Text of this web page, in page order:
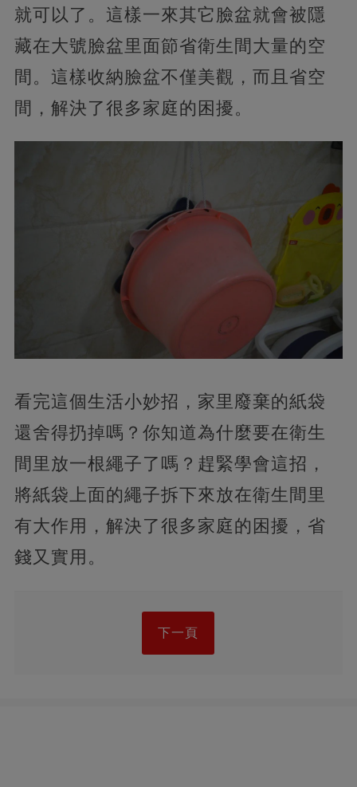
就可以了。這樣一來其它臉盆就會被隱
藏在大號臉盆里面節省衛生間大量的空
間。這樣收納臉盆不僅美觀，而且省空
間，解決了很多家庭的困擾。
看完這個生活小妙招，家里廢棄的紙袋
還舍得扔掉嗎？你知道為什麼要在衛生
間里放一根繩子了嗎？趕緊學會這招，
將紙袋上面的繩子拆下來放在衛生間里
有大作用，解決了很多家庭的困擾，省
錢又實用。
下一頁